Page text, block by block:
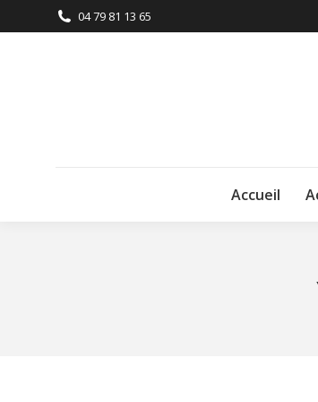
04 79 81 13 65
Accueil